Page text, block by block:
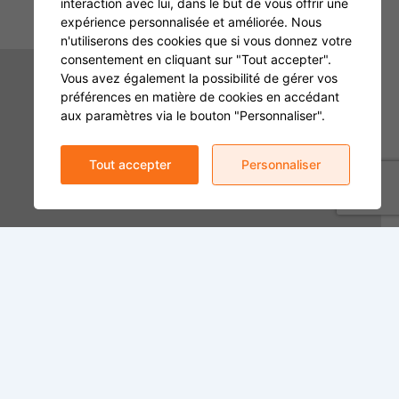
interaction avec lui, dans le but de vous offrir une
expérience personnalisée et améliorée. Nous
n'utiliserons des cookies que si vous donnez votre
consentement en cliquant sur "Tout accepter".
Vous avez également la possibilité de gérer vos
préférences en matière de cookies en accédant
aux paramètres via le bouton "Personnaliser".
Tout accepter Personnaliser